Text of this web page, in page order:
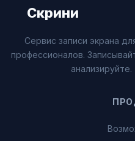
Скрини
Сервис записи экрана
профессионалов.
анализируйте.